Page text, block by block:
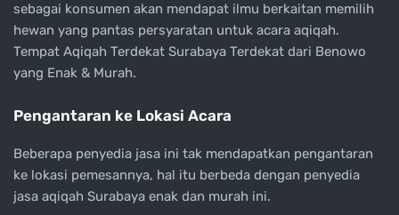
sebagai konsumen akan mendapat ilmu berkaitan memilih
hewan yang pantas persyaratan untuk acara aqiqah.
Tempat Aqiqah Terdekat Surabaya Terdekat dari Benowo
yang Enak & Murah.
Pengantaran ke Lokasi Acara
Beberapa penyedia jasa ini tak mendapatkan pengantaran
ke lokasi pemesannya, hal itu berbeda dengan penyedia
jasa aqiqah Surabaya enak dan murah ini.